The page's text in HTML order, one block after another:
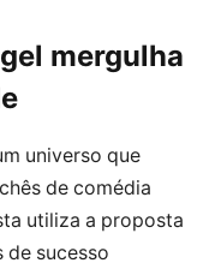
mergulha
universo que
de comédia
utiliza a proposta
de sucesso